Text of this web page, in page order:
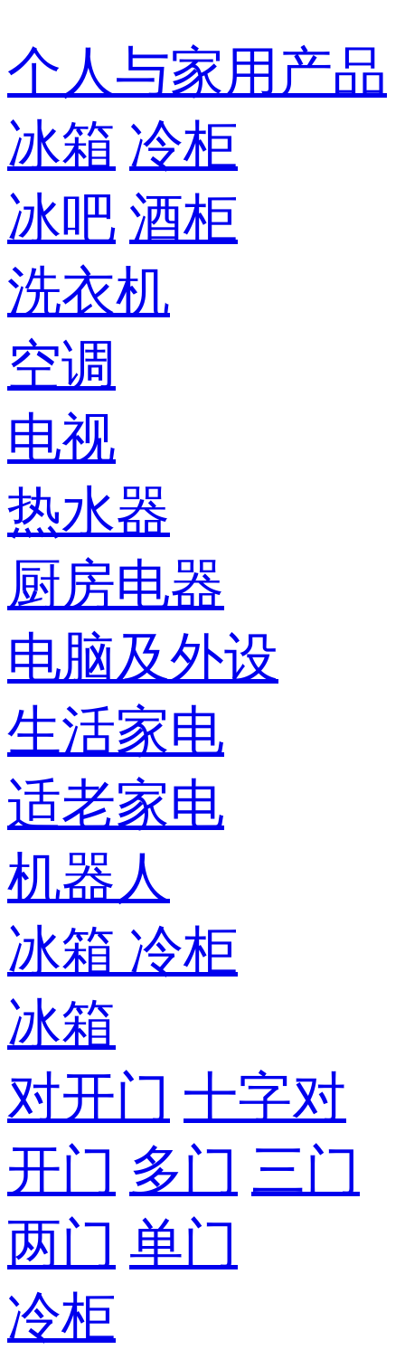
个人与家用产品
冰箱 冷柜
冰吧 酒柜
洗衣机
空调
电视
热水器
厨房电器
电脑及外设
生活家电
适老家电
机器人
冰箱 冷柜
冰箱
对开门 十字对
开门 多门 三门
两门 单门
冷柜